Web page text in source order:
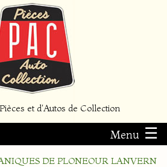
et d'Autos de Collection
Menu ☰
DE PLONEOUR LANVERN